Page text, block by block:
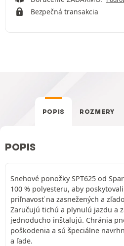
Bezpečná transakcia
POPIS ROZMERY
POPIS
Snehové ponožky SPT625 od
100 % polyesteru, aby
priľnavosť na zasnežených a
Zaručujú tichú a plynulú jazdu a
jednoducho inštalujú. Chránia
poškodenia a sú špeciálne
a ľade.